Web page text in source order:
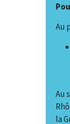
Au
Au
la